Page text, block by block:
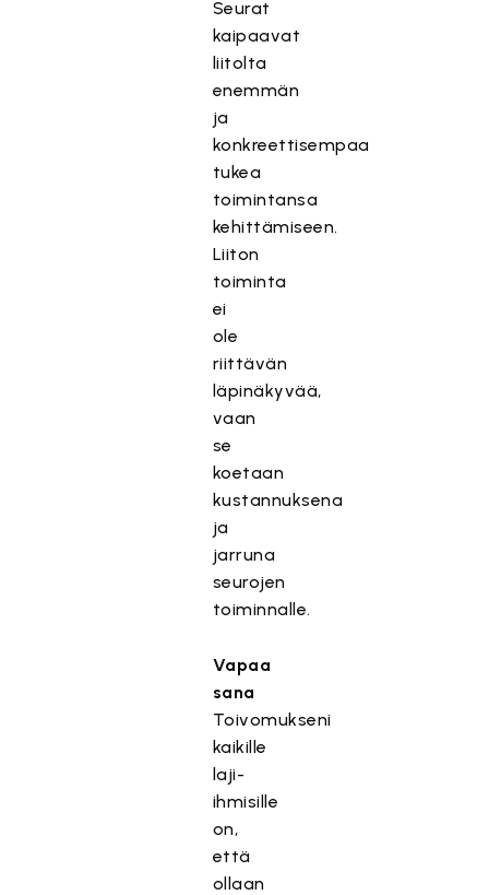
Seurat
kaipaavat
liitolta
enemmän
ja
konkreettisempaa
tukea
toimintansa
kehittämiseen.
Liiton
toiminta
ei
ole
riittävän
läpinäkyvää,
vaan
se
koetaan
kustannuksena
ja
jarruna
seurojen
toiminnalle.
Vapaa
sana
Toivomukseni
kaikille
laji-
ihmisille
on,
että
ollaan